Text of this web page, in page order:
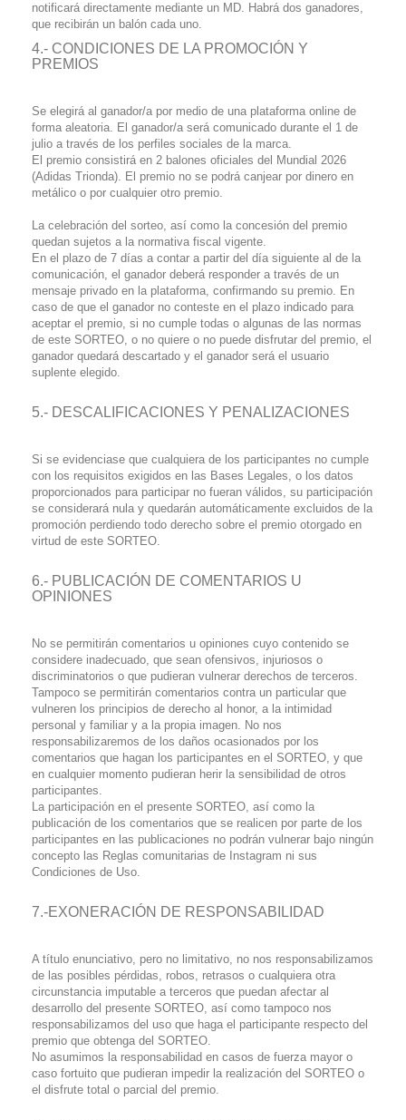
notificará directamente mediante un MD. Habrá dos ganadores,
que recibirán un balón cada uno.
4.- CONDICIONES DE LA PROMOCIÓN Y
PREMIOS
Se elegirá al ganador/a por medio de una plataforma online de
forma aleatoria. El ganador/a será comunicado durante el 1 de
julio a través de los perfiles sociales de la marca.
El premio consistirá en 2 balones oficiales del Mundial 2026
(Adidas Trionda). El premio no se podrá canjear por dinero en
metálico o por cualquier otro premio.
La celebración del sorteo, así como la concesión del premio
quedan sujetos a la normativa fiscal vigente.
En el plazo de 7 días a contar a partir del día siguiente al de la
comunicación, el ganador deberá responder a través de un
mensaje privado en la plataforma, confirmando su premio. En
caso de que el ganador no conteste en el plazo indicado para
aceptar el premio, si no cumple todas o algunas de las normas
de este SORTEO, o no quiere o no puede disfrutar del premio, el
ganador quedará descartado y el ganador será el usuario
suplente elegido.
5.- DESCALIFICACIONES Y PENALIZACIONES
Si se evidenciase que cualquiera de los participantes no cumple
con los requisitos exigidos en las Bases Legales, o los datos
proporcionados para participar no fueran válidos, su participación
se considerará nula y quedarán automáticamente excluidos de la
promoción perdiendo todo derecho sobre el premio otorgado en
virtud de este SORTEO.
6.- PUBLICACIÓN DE COMENTARIOS U
OPINIONES
No se permitirán comentarios u opiniones cuyo contenido se
considere inadecuado, que sean ofensivos, injuriosos o
discriminatorios o que pudieran vulnerar derechos de terceros.
Tampoco se permitirán comentarios contra un particular que
vulneren los principios de derecho al honor, a la intimidad
personal y familiar y a la propia imagen. No nos
responsabilizaremos de los daños ocasionados por los
comentarios que hagan los participantes en el SORTEO, y que
en cualquier momento pudieran herir la sensibilidad de otros
participantes.
La participación en el presente SORTEO, así como la
publicación de los comentarios que se realicen por parte de los
participantes en las publicaciones no podrán vulnerar bajo ningún
concepto las Reglas comunitarias de Instagram ni sus
Condiciones de Uso.
7.-EXONERACIÓN DE RESPONSABILIDAD
A título enunciativo, pero no limitativo, no nos responsabilizamos
de las posibles pérdidas, robos, retrasos o cualquiera otra
circunstancia imputable a terceros que puedan afectar al
desarrollo del presente SORTEO, así como tampoco nos
responsabilizamos del uso que haga el participante respecto del
premio que obtenga del SORTEO.
No asumimos la responsabilidad en casos de fuerza mayor o
caso fortuito que pudieran impedir la realización del SORTEO o
el disfrute total o parcial del premio.